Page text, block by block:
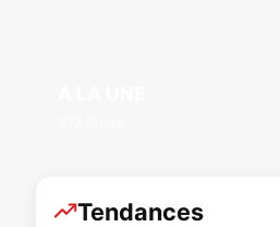
Tendances